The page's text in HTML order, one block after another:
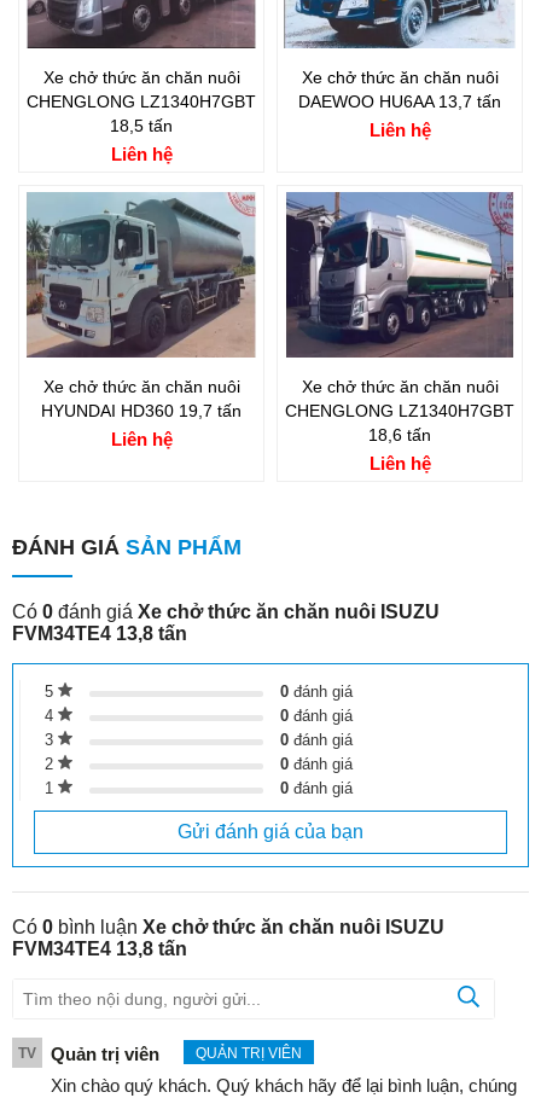
Xe chở thức ăn chăn nuôi
CHENGLONG LZ1340H7GBT
18,5 tấn
Liên hệ
Xe chở thức ăn chăn nuôi
DAEWOO HU6AA 13,7 tấn
Liên hệ
Xe chở thức ăn chăn nuôi
HYUNDAI HD360 19,7 tấn
Liên hệ
Xe chở thức ăn chăn nuôi
CHENGLONG LZ1340H7GBT
18,6 tấn
Liên hệ
ĐÁNH GIÁ SẢN PHẨM
Có 0 đánh giá Xe chở thức ăn chăn nuôi ISUZU
FVM34TE4 13,8 tấn
5 0 đánh giá
4
0 đánh giá
3
0 đánh giá
2
0 đánh giá
1
0 đánh giá
Gửi đánh giá của bạn
Có 0 bình luận Xe chở thức ăn chăn nuôi ISUZU
FVM34TE4 13,8 tấn
TV Quản trị viên QUẢN TRỊ VIÊN
Xin chào quý khách. Quý khách hãy để lại bình luận, chúng